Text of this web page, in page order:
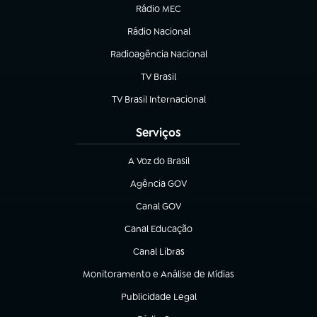
Rádio MEC
(abre em nova aba)
Rádio Nacional
Radioagência Nacional
(abre em nova aba)
TV Brasil
(abre em nova aba)
TV Brasil Internacional
(abre em nova aba)
Serviços
A Voz do Brasil
(abre em nova aba)
Agência GOV
(abre em nova aba)
Canal GOV
(abre em nova aba)
Canal Educação
(abre em nova aba)
Canal Libras
(abre em nova aba)
Monitoramento e Análise de Mídias
(abre em nova aba)
Publicidade Legal
(abre em nova aba)